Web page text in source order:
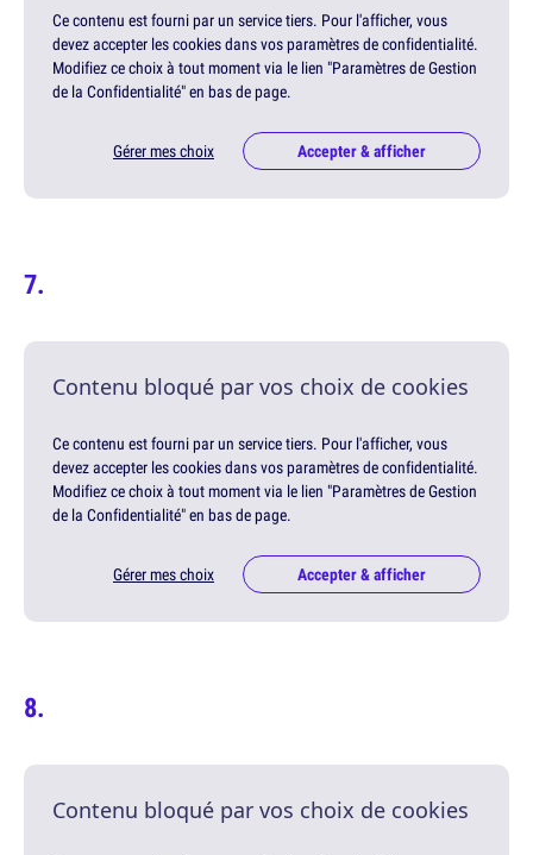
Ce contenu est fourni par un service tiers. Pour l'afficher, vous
devez accepter les cookies dans vos paramètres de confidentialité.
Modifiez ce choix à tout moment via le lien "Paramètres de Gestion
de la Confidentialité" en bas de page.
Gérer mes choix Accepter & afficher
Contenu bloqué par vos choix de cookies
Ce contenu est fourni par un service tiers. Pour l'afficher, vous
devez accepter les cookies dans vos paramètres de confidentialité.
Modifiez ce choix à tout moment via le lien "Paramètres de Gestion
de la Confidentialité" en bas de page.
Gérer mes choix Accepter & afficher
Contenu bloqué par vos choix de cookies